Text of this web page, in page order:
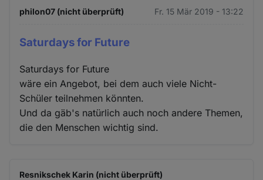
philon07 (nicht überprüft) Fr. 15 Mär 2019 - 13:22
Saturdays for Future
Saturdays for Future
wäre ein Angebot, bei dem auch viele Nicht-
Schüler teilnehmen könnten.
Und da gäb's natürlich auch noch andere Themen,
die den Menschen wichtig sind.
Resnikschek Karin (nicht überprüft)